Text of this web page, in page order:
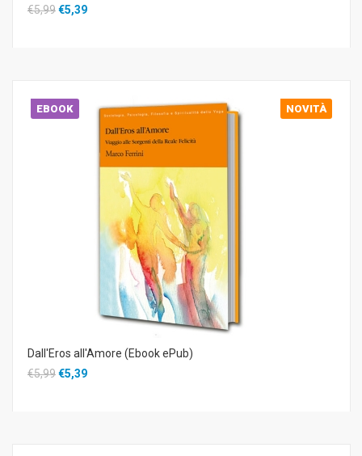
€5,99€5,39
EBOOK NOVITÀ
Dall'Eros all'Amore (Ebook ePub)
€5,99€5,39